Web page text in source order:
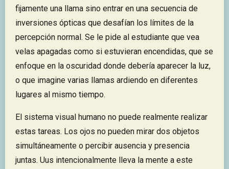
fijamente una llama sino entrar en una secuencia de
inversiones ópticas que desafían los límites de la
percepción normal. Se le pide al estudiante que vea
velas apagadas como si estuvieran encendidas, que se
enfoque en la oscuridad donde debería aparecer la luz,
o que imagine varias llamas ardiendo en diferentes
lugares al mismo tiempo.
El sistema visual humano no puede realmente realizar
estas tareas. Los ojos no pueden mirar dos objetos
simultáneamente o percibir ausencia y presencia
juntas. Uus intencionalmente lleva la mente a este